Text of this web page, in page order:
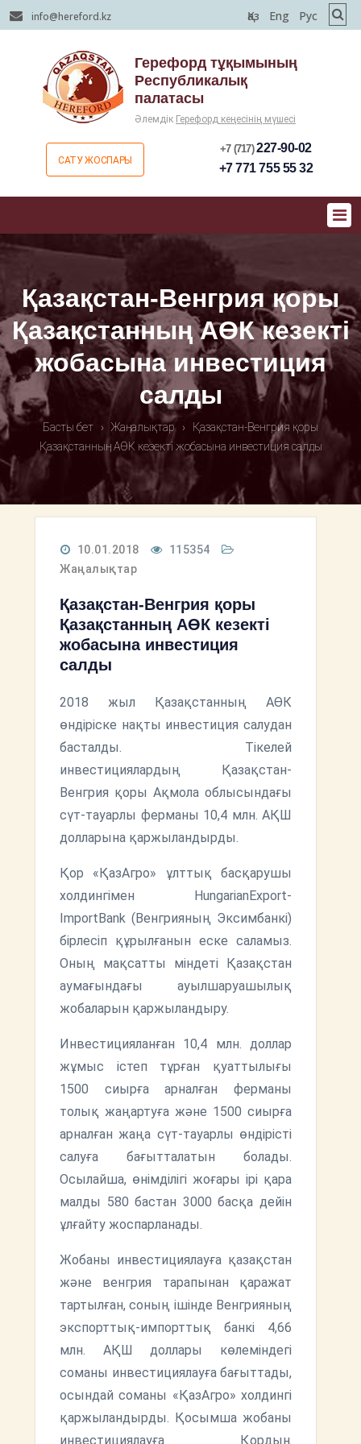
info@hereford.kz Қаз Eng Рус
Герефорд тұқымының
Республикалық
палатасы
Әлемдік Герефорд кеңесінің мүшесі
САТУ ЖОСПАРЫ
+7 (717)227-90-02
+7 771 755 55 32
Қазақстан-Венгрия қоры
Қазақстанның АӨК кезекті
жобасына инвестиция
салды
Басты бет › Жаңалықтар ›
Қазақстан-Венгрия қоры
Қазақстанның АӨК кезекті жобасына инвестиция салды
10.01.2018
115354
Жаңалықтар
Қазақстан-Венгрия қоры
Қазақстанның АӨК кезекті
жобасына инвестиция
салды
2018 жыл Қазақстанның АӨК
өндіріске нақты инвестиция салудан
басталды. Тікелей
инвестициялардың Қазақстан-
Венгрия қоры Ақмола облысындағы
сүт-тауарлы ферманы 10,4 млн. АҚШ
долларына қаржыландырды.
Қор «ҚазАгро» ұлттық басқарушы
холдингімен HungarianExport-
ImportBank (Венгрияның Эксимбанкі)
бірлесіп құрылғанын еске саламыз.
Оның мақсатты міндеті Қазақстан
аумағындағы ауылшаруашылық
жобаларын қаржыландыру.
Инвестицияланған 10,4 млн. доллар
жұмыс істеп тұрған қуаттылығы
1500 сиырға арналған ферманы
толық жаңартуға және 1500 сиырға
арналған жаңа сүт-тауарлы өндірісті
салуға бағытталатын болады.
Осылайша, өнімділігі жоғары ірі қара
малды 580 бастан 3000 басқа дейін
ұлғайту жоспарланады.
Жобаны инвестициялауға қазақстан
және венгрия тарапынан қаражат
тартылған, соның ішінде Венгрияның
экспорттық-импорттық банкі 4,66
млн. АҚШ доллары көлеміндегі
соманы инвестициялауға бағыттады,
осындай соманы «ҚазАгро» холдингі
қаржыландырды. Қосымша жобаны
инвестициялауға Қордың